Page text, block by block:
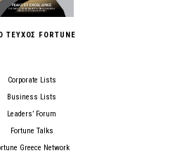
ΤΕΥΧΟΣ FORTUNE
Corporate Lists
Business Lists
Leaders’ Forum
Fortune Talks
Greece Network